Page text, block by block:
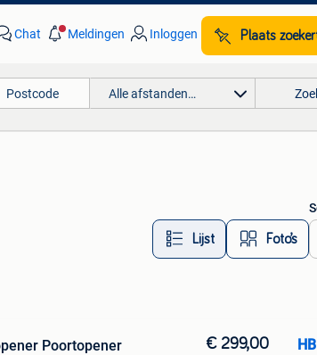
Chat Meldingen Inloggen Plaats
Alle afstanden…
Lijst Foto’s
Poortopener
€ 299,00